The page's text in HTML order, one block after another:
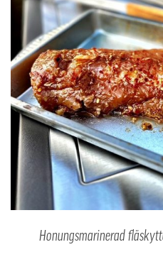
Honungsmarinerad